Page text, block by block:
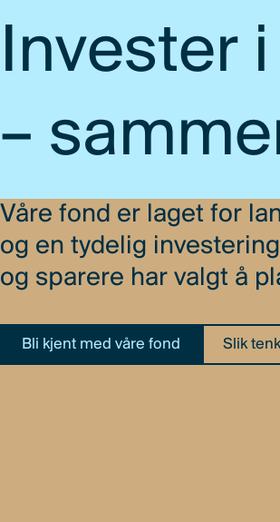
Invester
–
Våre fond er laget for
og en tydelig
og sparere har valgt å
Bli kjent med våre fond Slik